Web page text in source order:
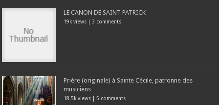
LE CANON DE SAINT PATRICK
19k views | 3 comments
Prière (originale) à Sainte Cécile, patronne des
musiciens
18.5k views |5 comments